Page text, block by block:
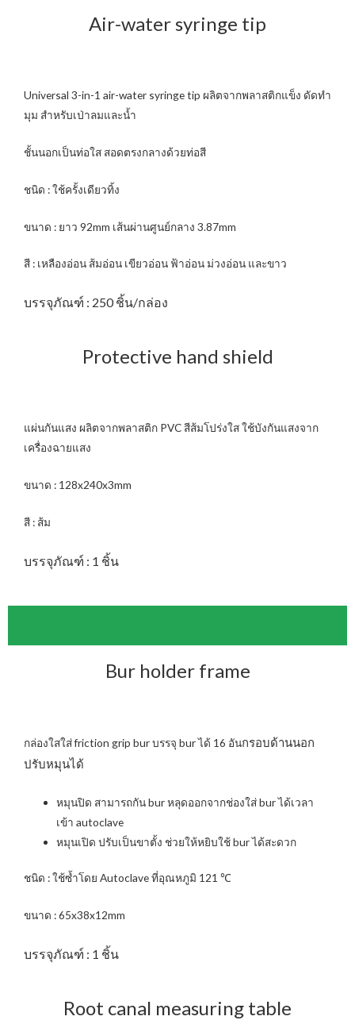
Air-water syringe tip
Universal 3-in-1 air-water syringe tip ผลิตจากพลาสติกแข็ง ดัดทำ
มุม สำหรับเป่าลมและน้ำ
ชั้นนอกเป็นท่อใส สอดตรงกลางด้วยท่อสี
ชนิด : ใช้ครั้งเดียวทิ้ง
ขนาด : ยาว 92mm เส้นผ่านศูนย์กลาง 3.87mm
สี : เหลืองอ่อน ส้มอ่อน เขียวอ่อน ฟ้าอ่อน ม่วงอ่อน และขาว
บรรจุภัณฑ์ : 250 ชิ้น/กล่อง
Protective hand shield
แผ่นกันแสง ผลิตจากพลาสติก PVC สีส้มโปร่งใส ใช้บังกันแสงจาก
เครื่องฉายแสง
ขนาด : 128x240x3mm
สี : ส้ม
บรรจุภัณฑ์ : 1 ชิ้น
Bur holder frame
กล่องใสใส่ friction grip bur บรรจุ bur ได้ 16 อันกรอบด้านนอก
ปรับหมุนได้
หมุนปิด สามารถกัน bur หลุดออกจากช่องใส่ bur ได้เวลา
เข้า autoclave
หมุนเปิด ปรับเป็นขาตั้ง ช่วยให้หยิบใช้ bur ได้สะดวก
ชนิด : ใช้ซ้ำโดย Autoclave ที่อุณหภูมิ 121 ℃
ขนาด : 65x38x12mm
บรรจุภัณฑ์ : 1 ชิ้น
Root canal measuring table